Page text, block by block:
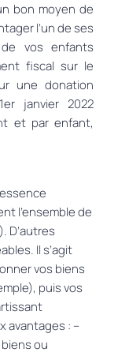
bon moyen de
l’un de ses
vos enfants
fiscal sur le
une donation
janvier 2022
et par enfant,
l’ensemble de
D’autres
Il s’agit
vos biens
puis vos
avantages : –
ou